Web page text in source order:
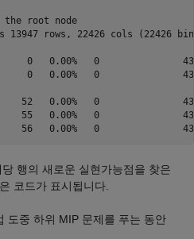
the root node
13947 rows, 22426 cols (22426
0   0.00%   0
0   0.00%   0
52   0.00%   0
55   0.00%   0
56   0.00%   0
행의 새로운 실현가능점을 찾은
코드가 표시됩니다.
도중 하위 MIP 문제를 푸는 동안